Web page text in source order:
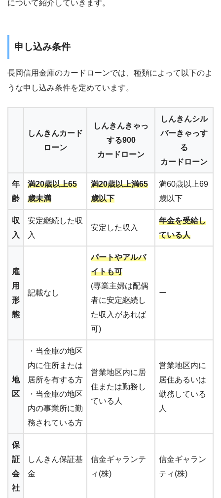
について紹介していきます。
申し込み条件
長岡信用金庫のカードローンでは、種類によって以下のよ
うな申し込み条件を定めています。
しんきんカード
ローン
しんきんきゃっ
する900
カードローン
しんきんシル
バーきゃっす
る
カードローン
年
齢
満20歳以上65
歳未満
満20歳以上満65
歳以下
満60歳以上69
歳以下
収
入
安定継続した収
入
安定した収入
年金を受給し
ている人
雇
用
形
態
記載なし
パートやアルバ
イトも可
(専業主婦は配偶
者に安定継続し
た収入があれば
可)
ー
地
区
・当金庫の地区
内に住所または
居所を有する方
・当金庫の地区
内の事業所に勤
務されている方
営業地区内に居
住または勤務し
ている人
営業地区内に
居住あるいは
勤務している
人
保
証
会
社
しんきん保証基
金
信金ギャランテ
ィ(株)
信金ギャラン
ティ(株)